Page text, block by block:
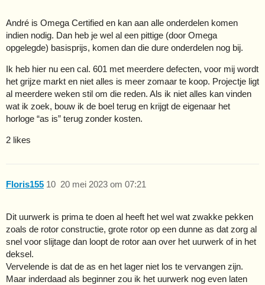
André is Omega Certified en kan aan alle onderdelen komen
indien nodig. Dan heb je wel al een pittige (door Omega
opgelegde) basisprijs, komen dan die dure onderdelen nog bij.
Ik heb hier nu een cal. 601 met meerdere defecten, voor mij wordt
het grijze markt en niet alles is meer zomaar te koop. Projectje ligt
al meerdere weken stil om die reden. Als ik niet alles kan vinden
wat ik zoek, bouw ik de boel terug en krijgt de eigenaar het
horloge “as is” terug zonder kosten.
2 likes
Floris155 20 mei 2023 om 07:21
10
Dit uurwerk is prima te doen al heeft het wel wat zwakke pekken
zoals de rotor constructie, grote rotor op een dunne as dat zorg al
snel voor slijtage dan loopt de rotor aan over het uurwerk of in het
deksel.
Vervelende is dat de as en het lager niet los te vervangen zijn.
Maar inderdaad als beginner zou ik het uurwerk nog even laten